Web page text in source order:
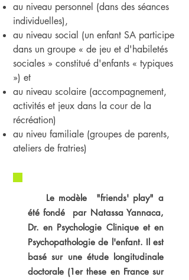
au niveau personnel (dans des séances
individuelles),
au niveau social (un enfant SA participe
dans un groupe « de jeu et d'habiletés
sociales » constitué d'enfants « typiques
») et
au niveau scolaire (accompagnement,
activités et jeux dans la cour de la
récréation)
au niveu familiale (groupes de parents,
ateliers de fratries)
Le modèle "friends' play" a
été fondé par Natassa Yannaca,
Dr. en Psychologie Clinique et en
Psychopathologie de l'enfant. Il est
basé sur une étude longitudinale
doctorale (1er these en France sur